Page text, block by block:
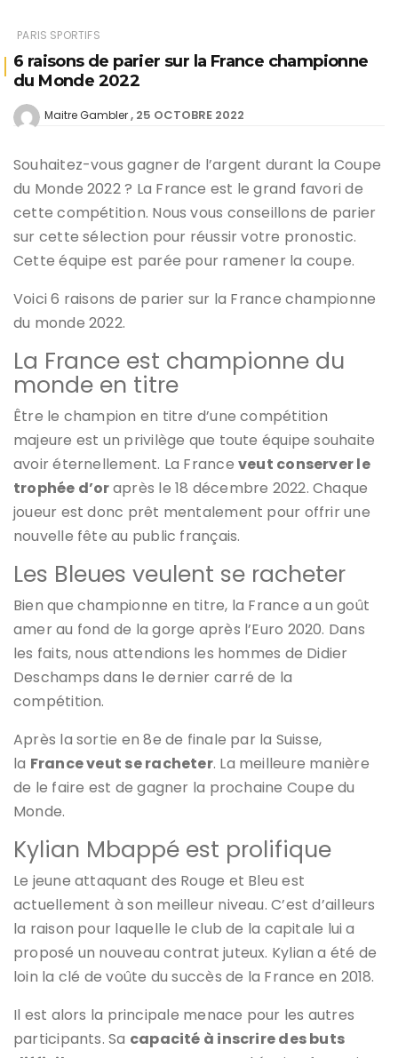
PARIS SPORTIFS
6 raisons de parier sur la France championne
du Monde 2022
Maitre Gambler 25 OCTOBRE 2022
Souhaitez-vous gagner de l’argent durant la Coupe
du Monde 2022 ? La France est le grand favori de
cette compétition. Nous vous conseillons de parier
sur cette sélection pour réussir votre pronostic.
Cette équipe est parée pour ramener la coupe.
Voici 6 raisons de parier sur la France championne
du monde 2022.
La France est championne du
monde en titre
Être le champion en titre d’une compétition
majeure est un privilège que toute équipe souhaite
avoir éternellement. La France veut conserver le
trophée d’oraprès le 18 décembre 2022. Chaque
joueur est donc prêt mentalement pour offrir une
nouvelle fête au public français.
Les Bleues veulent se racheter
Bien que championne en titre, la France a un goût
amer au fond de la gorge après l’Euro 2020. Dans
les faits, nous attendions les hommes de Didier
Deschamps dans le dernier carré de la
compétition.
Après la sortie en 8e de finale par la Suisse,
la France veut se racheter. La meilleure manière
de le faire est de gagner la prochaine Coupe du
Monde.
Kylian Mbappé est prolifique
Le jeune attaquant des Rouge et Bleu est
actuellement à son meilleur niveau. C’est d’ailleurs
la raison pour laquelle le club de la capitale lui a
proposé un nouveau contrat juteux. Kylian a été de
loin la clé de voûte du succès de la France en 2018.
Il est alors la principale menace pour les autres
participants. Sa capacité à inscrire des buts